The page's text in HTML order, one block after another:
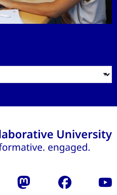
Mastodon Facebook